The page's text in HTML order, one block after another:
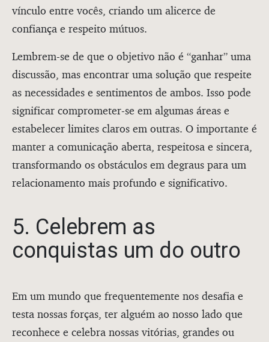
vínculo entre vocês, criando um alicerce de
confiança e respeito mútuos.
Lembrem-se de que o objetivo não é “ganhar” uma
discussão, mas encontrar uma solução que respeite
as necessidades e sentimentos de ambos. Isso pode
significar comprometer-se em algumas áreas e
estabelecer limites claros em outras. O importante é
manter a comunicação aberta, respeitosa e sincera,
transformando os obstáculos em degraus para um
relacionamento mais profundo e significativo.
5. Celebrem as
conquistas um do outro
Em um mundo que frequentemente nos desafia e
testa nossas forças, ter alguém ao nosso lado que
reconhece e celebra nossas vitórias, grandes ou